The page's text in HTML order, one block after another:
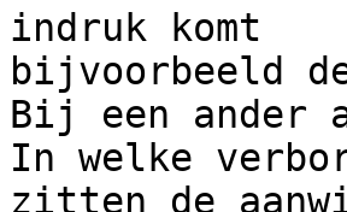
indruk komt
bijvoorbeeld
Bij een ander
In welke
zitten de